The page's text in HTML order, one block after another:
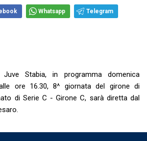
Whatsapp Telegram
Stabia, in programma domenica
ore 16.30, 8^ giornata del girone di
di Serie C - Girone C, sarà diretta dal